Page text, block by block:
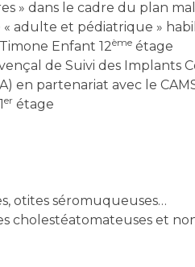
» dans le cadre du plan
et pédiatrique »
Enfant 12ème étage
de Suivi des Implants
en partenariat avec le
er étage
otites séromuqueuses…
cholestéatomateuses et